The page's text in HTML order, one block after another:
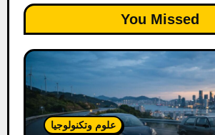
You Missed
علوم وتكنولوجيا